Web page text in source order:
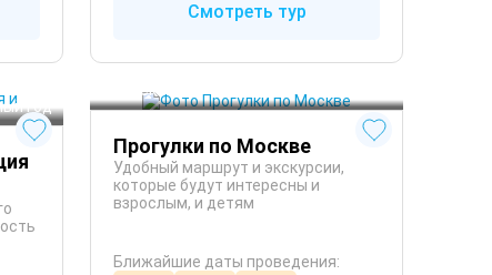
Смотреть тур
год
Москва
Прогулки по Москве
Удобный маршрут и экскурсии,
которые будут интересны и
взрослым, и детям
Ближайшие даты проведения: